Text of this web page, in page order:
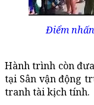
Điểm
Hành trình còn
tại Sân vận động
tranh tài kịch tính.